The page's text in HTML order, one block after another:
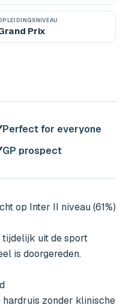
Prix
Perfect for everyone
GP prospect
op Inter II niveau (61%)
tijdelijk uit de sport
is doorgereden.
hardruis zonder klinische